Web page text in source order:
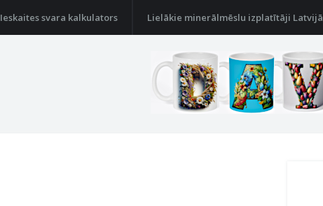
Ieskaites svara kalkulators Lielākie minerālmēslu izplatītāji Latvijā